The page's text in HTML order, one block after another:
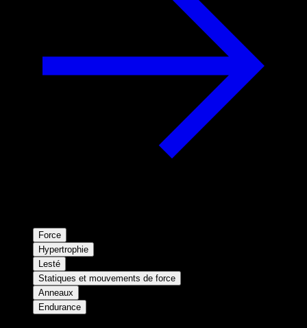
Force
Hypertrophie
Lesté
Statiques et mouvements de force
Anneaux
Endurance